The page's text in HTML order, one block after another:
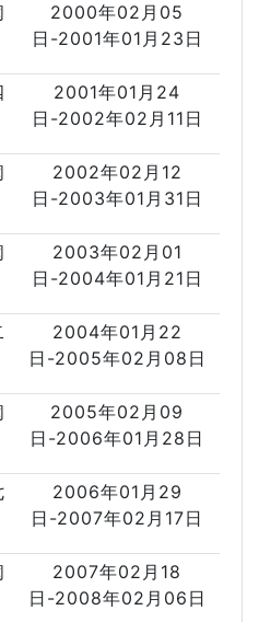
2000年02月05
日-2001年01月23日
2001年01月24
日-2002年02月11日
2002年02月12
日-2003年01月31日
2003年02月01
日-2004年01月21日
2004年01月22
日-2005年02月08日
2005年02月09
日-2006年01月28日
2006年01月29
日-2007年02月17日
2007年02月18
日-2008年02月06日